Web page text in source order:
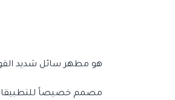
هو مطهر سائل شديد
مصمم خصيصاً للتطبيقات